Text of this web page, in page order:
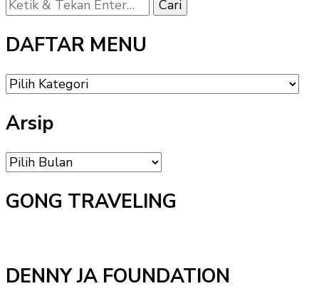
Sesuatu?
DAFTAR MENU
DAFTAR
MENU
Arsip
Arsip
GONG TRAVELING
DENNY JA FOUNDATION